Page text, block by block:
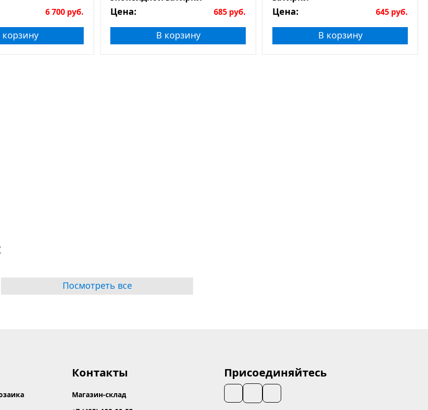
6 700 руб.
корзину
Цена: 685 руб.
В корзину
Цена: 645 руб.
В корзину
Посмотреть все
Контакты
Магазин-склад
Присоединяйтесь